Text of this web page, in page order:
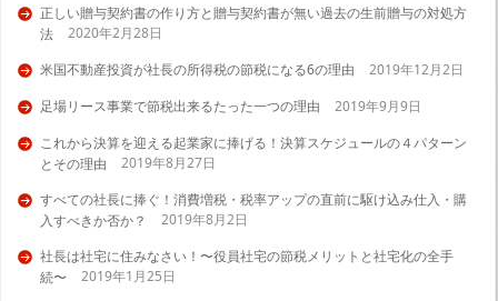
正しい贈与契約書の作り方と贈与契約書が無い過去の生前贈与の対処方
法
2020年2月28日
米国不動産投資が社長の所得税の節税になる6の理由
2019年12月2日
足場リース事業で節税出来るたった一つの理由
2019年9月9日
これから決算を迎える起業家に捧げる！決算スケジュールの４パターン
とその理由
2019年8月27日
すべての社長に捧ぐ！消費増税・税率アップの直前に駆け込み仕入・購
入すべきか否か？
2019年8月2日
社長は社宅に住みなさい！〜役員社宅の節税メリットと社宅化の全手
続〜
2019年1月25日